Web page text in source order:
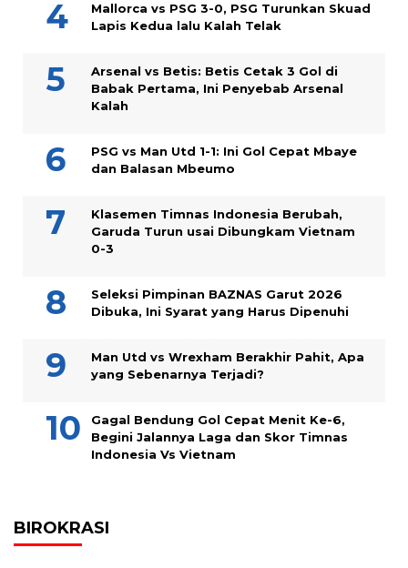
Mallorca vs PSG 3-0, PSG Turunkan Skuad
Lapis Kedua lalu Kalah Telak
Arsenal vs Betis: Betis Cetak 3 Gol di
Babak Pertama, Ini Penyebab Arsenal
Kalah
PSG vs Man Utd 1-1: Ini Gol Cepat Mbaye
dan Balasan Mbeumo
Klasemen Timnas Indonesia Berubah,
Garuda Turun usai Dibungkam Vietnam
0-3
Seleksi Pimpinan BAZNAS Garut 2026
Dibuka, Ini Syarat yang Harus Dipenuhi
Man Utd vs Wrexham Berakhir Pahit, Apa
yang Sebenarnya Terjadi?
Gagal Bendung Gol Cepat Menit Ke-6,
Begini Jalannya Laga dan Skor Timnas
Indonesia Vs Vietnam
BIROKRASI